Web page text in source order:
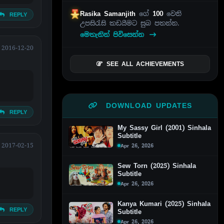
REPLY
2016-12-20
REPLY
2017-02-15
REPLY
Rasika Samanjithගේ 100වෙනි
උපසිරැසි කඩයීමට සුබ පතන්න.
මෙතැනින් පිවිසෙන්න
SEE ALL ACHIEVEMENTS
DOWNLOAD UPDATES
My Sassy Girl (2001) Sinhala
Subtitle
Apr 26, 2026
Sew Torn (2025) Sinhala
Subtitle
Apr 26, 2026
Kanya Kumari (2025) Sinhala
Subtitle
Apr 26, 2026